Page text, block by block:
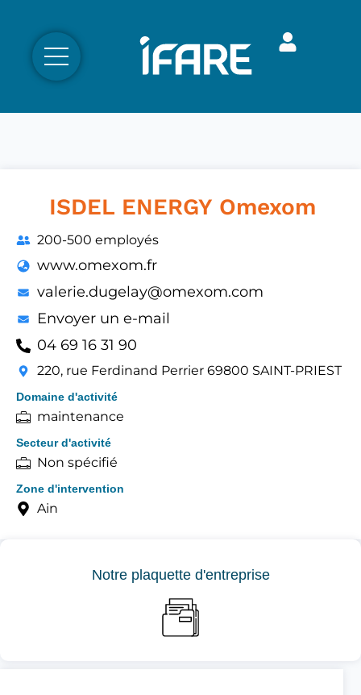
ISDEL ENERGY Omexom
200-500 employés
www.omexom.fr
valerie.dugelay@omexom.com
Envoyer un e-mail
04 69 16 31 90
220, rue Ferdinand Perrier 69800 SAINT-PRIEST
Domaine d'activité
maintenance
Secteur d'activité
Non spécifié
Zone d'intervention
Ain
Notre plaquette d'entreprise